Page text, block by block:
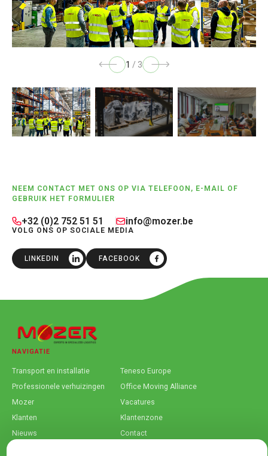
1 / 3
NEEM CONTACT MET ONS OP VIA TELEFOON, E-MAIL OF
GEBRUIK HET FORMULIER
+32 (0)2 752 51 51 info@mozer.be
VOLG ONS OP SOCIALE MEDIA
LINKEDIN FACEBOOK
NAVIGATIE
Transport en installatie
Professionele verhuizingen
Mozer
Klanten
Nieuws
Teneso Europe
Office Moving Alliance
Vacatures
Klantenzone
Contact